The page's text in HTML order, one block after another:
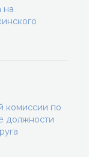
на
комиссии по
должности